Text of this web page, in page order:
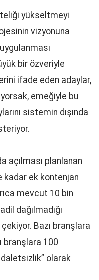
yükseltmeyi
vizyonuna
bir özveriyle
ifade eden adaylar,
emeğiyle bu
sistemin dışında
açılması planlanan
kadar ek kontenjan
mevcut 10 bin
dağılmadığı
Bazı branşlara
branşlara 100
olarak